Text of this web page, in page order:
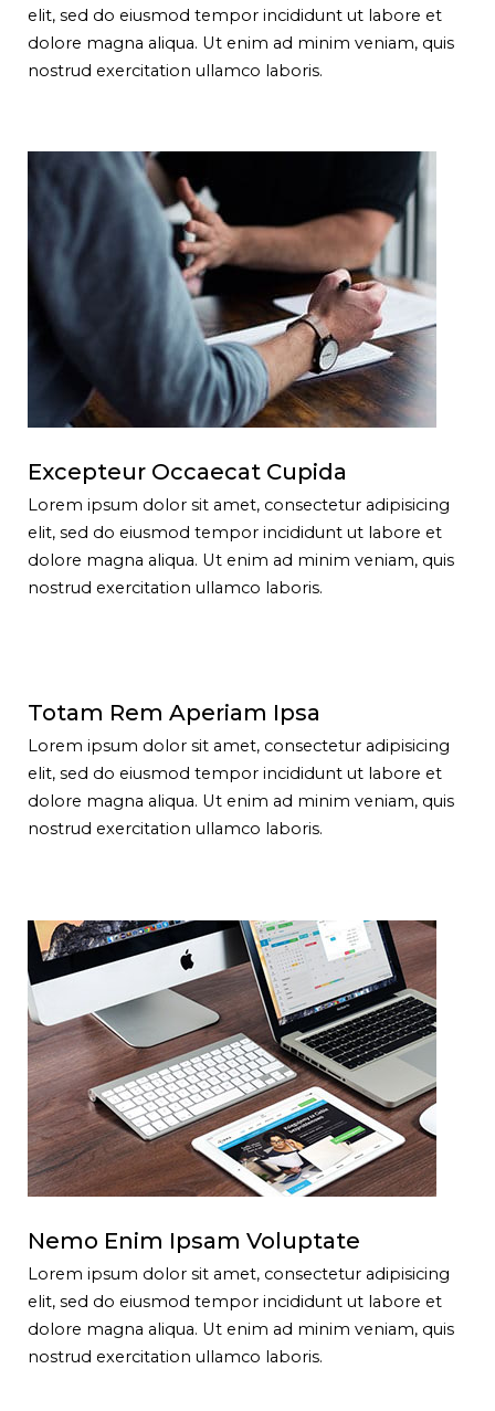
elit, sed do eiusmod tempor incididunt ut labore et
dolore magna aliqua. Ut enim ad minim veniam, quis
nostrud exercitation ullamco laboris.
Excepteur Occaecat Cupida
Lorem ipsum dolor sit amet, consectetur adipisicing
elit, sed do eiusmod tempor incididunt ut labore et
dolore magna aliqua. Ut enim ad minim veniam, quis
nostrud exercitation ullamco laboris.
Totam Rem Aperiam Ipsa
Lorem ipsum dolor sit amet, consectetur adipisicing
elit, sed do eiusmod tempor incididunt ut labore et
dolore magna aliqua. Ut enim ad minim veniam, quis
nostrud exercitation ullamco laboris.
Nemo Enim Ipsam Voluptate
Lorem ipsum dolor sit amet, consectetur adipisicing
elit, sed do eiusmod tempor incididunt ut labore et
dolore magna aliqua. Ut enim ad minim veniam, quis
nostrud exercitation ullamco laboris.